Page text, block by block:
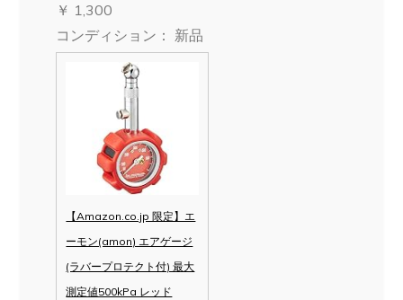
￥ 1,300
コンディション： 新品
【Amazon.co.jp 限定】エ
ーモン(amon) エアゲージ
(ラバープロテクト付) 最大
測定値500kPa レッド